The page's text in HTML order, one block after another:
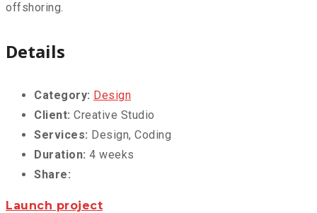
offshoring.
Details
Category: Design
Client: Creative Studio
Services: Design, Coding
Duration: 4 weeks
Share:
Launch project